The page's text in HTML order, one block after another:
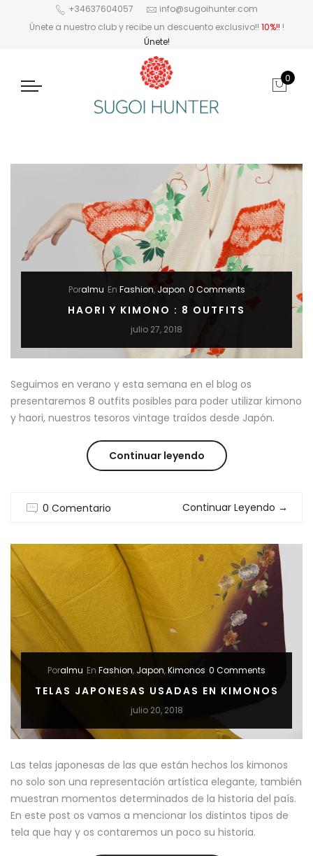
+34637604057
info@sugoihunter.com
Únete a nuestro club y recibe un descuento exclusivo!! 10%!! !
Únete!
0
Poralmu En Fashion,Japon 0 Comments
HAORI Y KIMONO : 8 OUTFITS
julio 27, 2018
Seguimos en verano y esta semana en el blog os
presentaremos 8 outfits posibles para poder utilizar kimono
y haori, nuestros tesoros vintage traídos desde Japón.
Continuar leyendo“HAORI
KIMONO
8
OUTFITS”
0 Comentario Continuar Leyendo →
Poralmu En Fashion, Japon,Kimonos 0 Comments
TELAS JAPONESAS USADAS EN KIMONOS
julio 20, 2018
Las telas japonesas de las que están hechos los kimonos
no solo son una representación artística elegante, también
muestran momentos determinados de la historia del país.
En este post os vamos a mencionar los distintos tipos de
tela que hay y os contaremos un poco su historia.